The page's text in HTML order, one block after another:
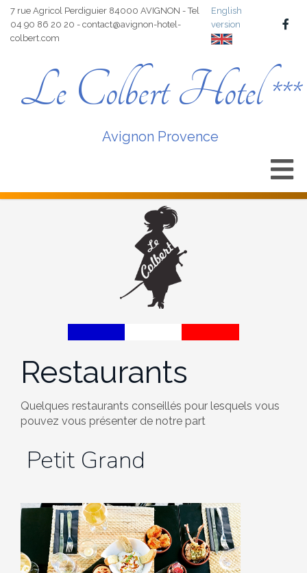
7 rue Agricol Perdiguier 84000 AVIGNON - Tel
04 90 86 20 20 - contact@avignon-hotel-
colbert.com
English
version
Le Colbert Hotel ***
Avignon Provence
Restaurants
Quelques restaurants conseillés pour lesquels vous
pouvez vous présenter de notre part
Petit Grand